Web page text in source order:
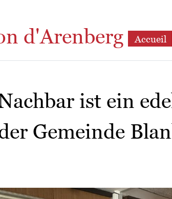
d'Arenberg Accueil
ist ein
Gemeinde